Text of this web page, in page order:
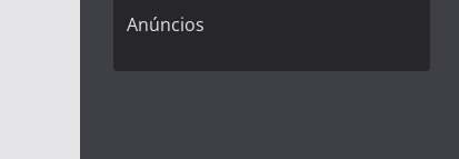
Anúncios